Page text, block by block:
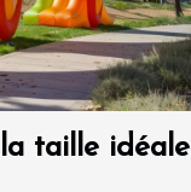
taille idéale